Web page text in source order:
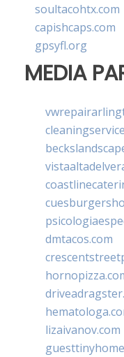
soultacohtx.com
capishcaps.com
gpsyfl.org
MEDIA
dmtacos.com
lizaivanov.com